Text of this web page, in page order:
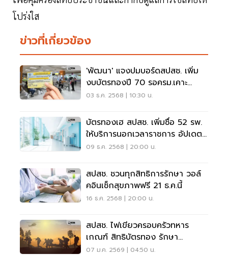
โปร่งใส
ข่าวที่เกี่ยวข้อง
'พัฒนา' แจงปมบอร์ดสปสช. เพิ่ม
งบบัตรทองปี 70 รอครม.เคาะ
ตัวเลข
03 ธ.ค. 2568 | 10:30 น.
บัตรทองเฮ สปสช. เพิ่มชื่อ 52 รพ.
ให้บริการนอกเวลาราชการ อัปเดตที่
นี่
09 ธ.ค. 2568 | 20:00 น.
สปสช. ชวนทุกสิทธิการรักษา วอล์
คอินเช็กสุขภาพฟรี 21 ธ.ค.นี้
16 ธ.ค. 2568 | 20:00 น.
สปสช. ไฟเขียวครอบครัวทหาร
เกณฑ์ สิทธิบัตรทอง รักษา
รพ.สังกัดกองทัพได้
07 ม.ค. 2569 | 04:50 น.